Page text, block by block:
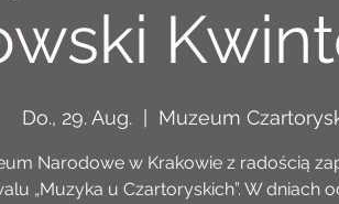
Do., 29. Aug. Muzeum
Narodowe w Krakowie z radością
„Muzyka u Czartoryskich”. W dniach